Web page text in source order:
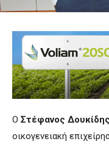
Ο Στέφανος Δουκίδης
οικογενειακή